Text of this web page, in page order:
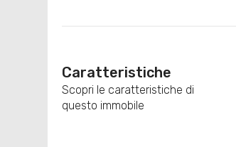
Caratteristiche
Scopri le caratteristiche di
questo immobile